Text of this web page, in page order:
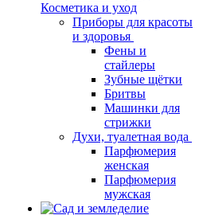
Косметика и уход
Приборы для красоты
и здоровья
Фены и
стайлеры
Зубные щётки
Бритвы
Машинки для
стрижки
Духи, туалетная вода
Парфюмерия
женская
Парфюмерия
мужская